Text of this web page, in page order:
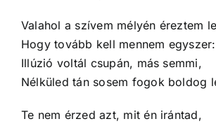
Valahol a szívem mélyén éreztem
Hogy tovább kell mennem
Illúzió voltál csupán, más semmi,
Nélküled tán sosem fogok boldog
Te nem érzed azt, mit én irántad,